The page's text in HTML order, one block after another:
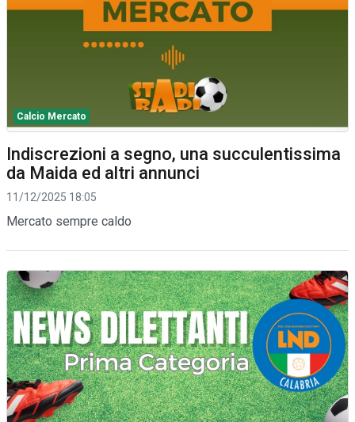
Calcio Mercato
Indiscrezioni a segno, una succulentissima
da Maida ed altri annunci
11/12/2025 18:05
Mercato sempre caldo